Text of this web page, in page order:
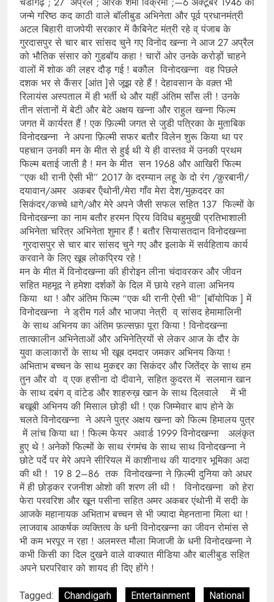
जन्मे गरिष्ठ कद काठी वाले बॉलीबुड अभिनेता और पूर्व प्रधानमंत्री
अटल बिहारी वाजपेयी सरकार में कैबिनेट मंत्री रहे व् पंजाब के
गुरदासपुर से चार बार सांसद चुने गए विनोद खन्ना ने आज 27 अप्रैल
को भौतिक संसार को गुडबॉय कहा ! चारों ओर उनके करोड़ों चाहने
वालों में शोक की लहर दौड़ गई ! बकौल विनोदखन्ना वह पिछले
दशक भर से कैंसर [आंत ]से जूझ रहे हैं ! देहावसान के वक़्त भी
रिलायंस अस्पताल में ही भर्ती थे और यहीं अंतिम साँस ली ! उनके
तीन संतानों में बेटी और बेटे अक्षय खन्ना और राहुल खन्ना फिल्म
जगत में कार्यरत हैं ! एक फ़िल्मी जगत से जुडी पत्रिका के मुताबिक
विनोदखन्ना ने अपना फ़िल्मी सफर बतौर विलेन शुरू किया था पर
पहचान उनकी मन के मीत से हुई थी ये ही वास्तव में उनकी प्रथम
फिल्म बताई जाती है ! मन के मीत सन 1968 और आखिरी फिल्म
“एक थी रानी ऐसी भी” 2017 के दरम्यान लहू के दो रंग /क़ुरबानी/
दयावान/अमर अकबर ऍंथोनी/मेरा गाँव मेरा देश/मुक़ददर का
सिकंदर/कच्चे धागे/और मेरे अपने जैसी सफल सहित 137 फिल्मों के
विनोदखन्ना का नाम बतौर हरमन प्रिय विविध बहुमुखी प्रतिभाशाली
अभिनेता चरित्र अभिनेता शुमार हैं ! बतौर सियासतदान विनोदखन्ना
गुरदासपुर से चार बार सांसद चुने गए और इलाके में सर्वहिताय कार्य
करवाने के लिए खूब लोकप्रिय रहे !
मन के मीत में विनोदखन्ना की हीरोइन लीना चंदावरकर और जीवन
सहित महमूद ने हमेशा दर्शकों के दिल में छाये रहने वाला अभिनय
किया था ! और अंतिम फिल्म “एक थी रानी ऐसी भी” [बॉयोपिक ] में
विनोदखन्ना ने ड्रीम गर्ल और भाजपा नेत्री व् सांसद हेमामालिनी
के साथ अभिनय का अंतिम फ़ल्सफ़ा पूरा किया ! विनोदखन्ना
तात्कालीन अभिनेताओं और अभिनेत्रियों से लेकर आज के दौर के
युवा कलाकारों के साथ भी खूब दमदार जमकर अभिनय किया !
अभिताभ बच्चन के साथ मुकद्दर का सिकंदर और जितेंद्र के साथ हम
तुन और वो व् एक हसीना दो दीवाने, सहित कुदरत में सलमान खान
के साथ दबंग व् वांटेड और शाहरुख़ खान के साथ दिलवाले में भी
बखूबी अभिनय की मिसाल छोड़ी थी ! एक जिम्मेवार बाप होने के
चलते विनोदखन्ना ने अपने पुत्र अक्षय खन्ना को फिल्म हिमालय पुत्र
में लांच किया था ! फिल्म फेयर अवार्ड 1999 विनोदखन्ना अलंकृत
हुए थे ! अनेकों फिल्मों के साथ रंगमंच के साथ साथ विनोदखन्ना ने
छोटे पर्दे पर मेरे अपने सीरियल में काशीनाथ की यादगार भूमिका अदा
की थी ! 19 8 2–86 तक विनोदखन्ना ने फ़िल्मी दुनिया को अधर
में ही छोड़कर रजनीश ओशो की शरण ली थी ! विनोदखन्ना को हेरा
फेरा परवरिश और खून पसीना सहित अमर अकबर एंथोनी में सदी के
आजके महानायक अभिताभ बच्चन से भी ज्यादा मेहनताना मिला था !
लाजवाब आकर्षक व्यक्तित्व के धनी विनोदखन्ना का जीवन रोमांस से
भी कम भरपूर न रहा ! अलमस्त मौला मिजाजी के धनी विनोदखन्ना ने
कभी किसी का दिल दुखने वाले वाक्यात मीडिया और बालीबुड सहित
अपने घरपरिवार को शायद ही दिए होंगे !
Tagged: Chandigarh Entertainment National